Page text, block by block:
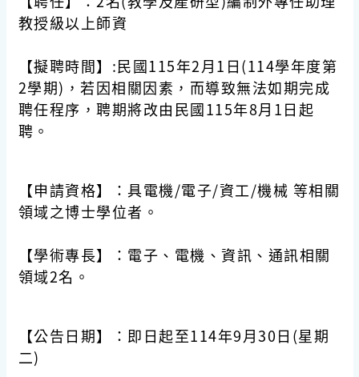
教授級以上師資
【擬聘時間】:民國115年2月1日(114學年度第
2學期)，若因相關因素，而導致無法如期完成
聘任程序，聘期將改由民國115年8月1日起
聘。
【申請資格】：具電機/電子/資工/機械 等相關
領域之博士學位者。
【學術專長】：電子、電機、資訊、通訊相關
領域2名。
【公告日期】：即日起至114年9月30日(星期
二)